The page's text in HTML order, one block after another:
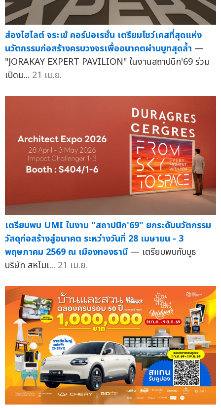
ส่องไฮไลต์ จระเข้ คอร์ปอเรชั่น เตรียมโชว์เคสที่สุดแห่ง
นวัตกรรมก่อสร้างครบวงจรเพื่ออนาคตผ่านบูทสุดล้ำ —
"JORAKAY EXPERT PAVILION" ในงานสถาปนิก'69 ร่วม
เปิดม... 21 เม.ย.
เตรียมพบ UMI ในงาน "สถาปนิก'69" ยกระดับนวัตกรรม
วัสดุก่อสร้างสู่อนาคต ระหว่างวันที่ 28 เมษายน - 3
พฤษภาคม 2569 ณ เมืองทองธานี — เตรียมพบกับบูธ
บริษัท สหโมเ... 21 เม.ย.